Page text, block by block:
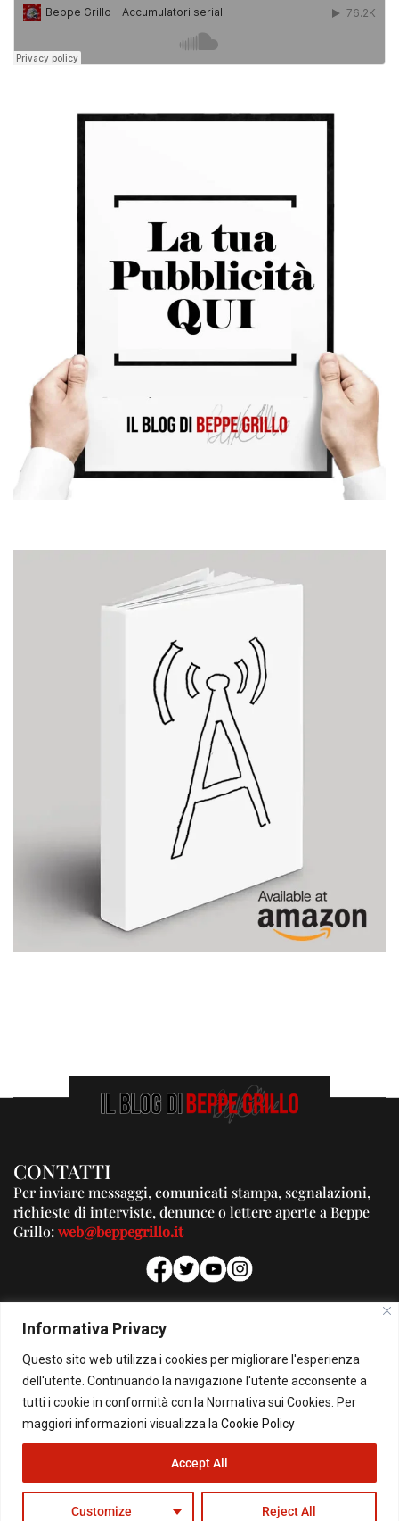
Informativa Privacy
Questo sito web utilizza i cookies per migliorare l'esperienza
dell'utente. Continuando la navigazione l'utente acconsente a
tutti i cookie in conformità con la Normativa sui Cookies. Per
maggiori informazioni visualizza la Cookie Policy
Customize Reject All
Accept All
CONTATTI
Per inviare messaggi, comunicati stampa, segnalazioni,
richieste di interviste, denunce o lettere aperte a Beppe
Grillo:web@beppegrillo.it
PUBBLICITA'
Per la tua pubblicità su questo Blog:
pubblicita@beppegrillo.it
© Copyright 2026 - Il Blog di Beppe Grillo. All Rights Reserved - Powered by
happygrafic.com